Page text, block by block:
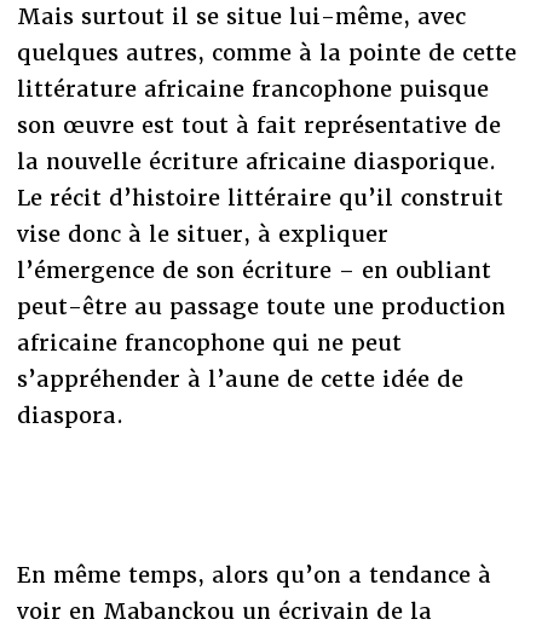
Mais surtout il se situe lui-même, avec
quelques autres, comme à la pointe de cette
littérature africaine francophone puisque
son œuvre est tout à fait représentative de
la nouvelle écriture africaine diasporique.
Le récit d’histoire littéraire qu’il construit
vise donc à le situer, à expliquer
l’émergence de son écriture – en oubliant
peut-être au passage toute une production
africaine francophone qui ne peut
s’appréhender à l’aune de cette idée de
diaspora.
En même temps, alors qu’on a tendance à
voir en Mabanckou un écrivain de la